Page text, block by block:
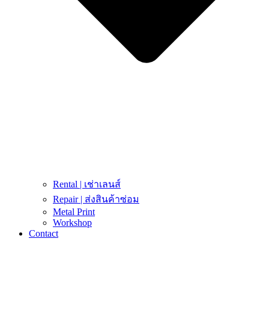
Rental | เช่าเลนส์
Repair | ส่งสินค้าซ่อม
Metal Print
Workshop
Contact